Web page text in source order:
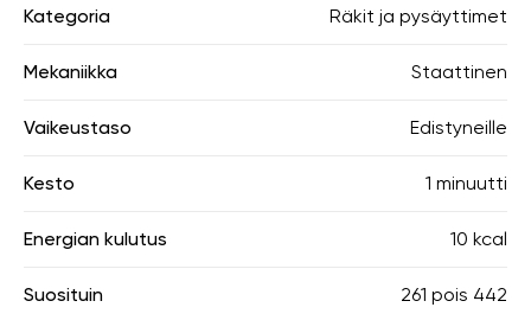
Kategoria Räkit ja pysäyttimet
Mekaniikka Staattinen
Vaikeustaso Edistyneille
Kesto 1 minuutti
Energian kulutus 10 kcal
Suosituin 261 pois 442